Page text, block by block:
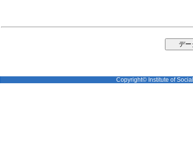
Copyright© Institute of